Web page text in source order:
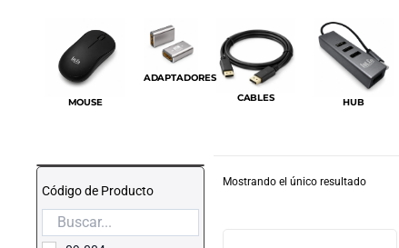
MOUSE
ADAPTADORES
CABLES
HUB
Código de Producto
Mostrando el único resultado